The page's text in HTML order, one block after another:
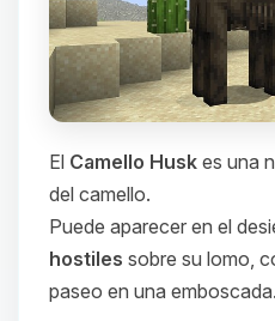
El Camello Husk es una
del camello.
Puede aparecer en el
hostiles sobre su lomo,
paseo en una emboscada.